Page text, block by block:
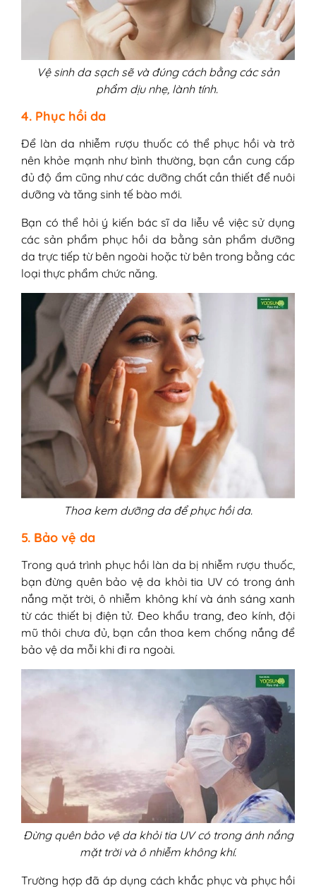
Vệ sinh da sạch sẽ và đúng cách bằng các sản
phẩm dịu nhẹ, lành tính.
4. Phục hồi da
Để làn da nhiễm rượu thuốc có thể phục hồi và trở
nên khỏe mạnh như bình thường, bạn cần cung cấp
đủ độ ẩm cũng như các dưỡng chất cần thiết để nuôi
dưỡng và tăng sinh tế bào mới.
Bạn có thể hỏi ý kiến bác sĩ da liễu về việc sử dụng
các sản phẩm phục hồi da bằng sản phẩm dưỡng
da trực tiếp từ bên ngoài hoặc từ bên trong bằng các
loại thực phẩm chức năng.
Thoa kem dưỡng da để phục hồi da.
5. Bảo vệ da
Trong quá trình phục hồi làn da bị nhiễm rượu thuốc,
bạn đừng quên bảo vệ da khỏi tia UV có trong ánh
nắng mặt trời, ô nhiễm không khí và ánh sáng xanh
từ các thiết bị điện tử. Đeo khẩu trang, đeo kính, đội
mũ thôi chưa đủ, bạn cần thoa kem chống nắng để
bảo vệ da mỗi khi đi ra ngoài.
Đừng quên bảo vệ da khỏi tia UV có trong ánh nắng
mặt trời và ô nhiễm không khí.
Trường hợp đã áp dụng cách khắc phục và phục hồi